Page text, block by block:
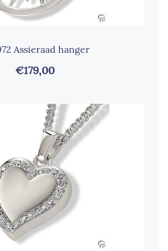
Assieraad hanger
€179,00